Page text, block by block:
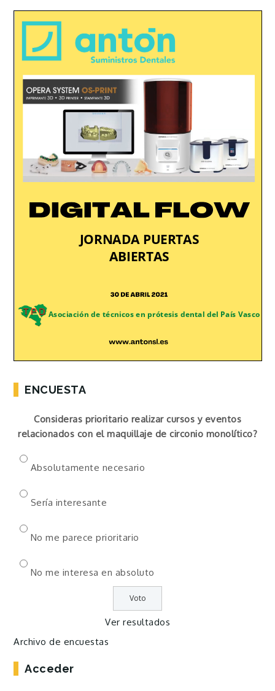
ENCUESTA
Consideras prioritario realizar cursos y eventos
relacionados con el maquillaje de circonio monolítico?
Absolutamente necesario
Sería interesante
No me parece prioritario
No me interesa en absoluto
Ver resultados
Archivo de encuestas
Acceder